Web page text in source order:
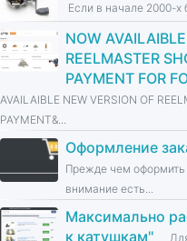
Если в начале 2000-х
NOW
REELMASTER
PAYMENT FOR
AVAILAIBLE NEW VERSION OF
PAYMENT&...
Оформление
Прежде чем оформить
внимание есть...
Максимально
к катушкам''